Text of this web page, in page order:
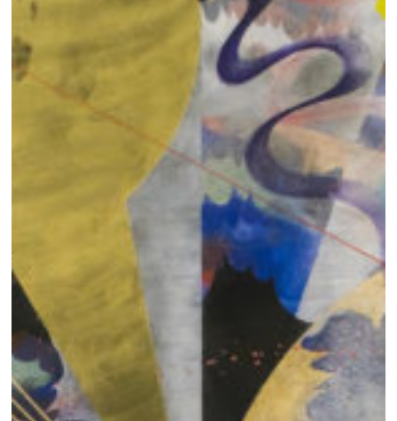
2023